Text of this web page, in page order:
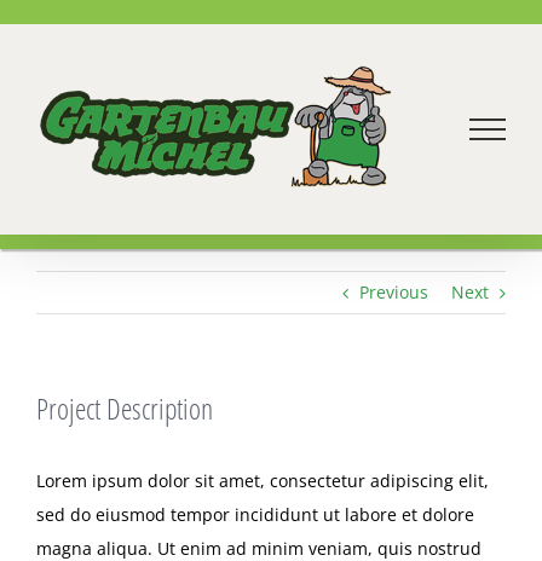
springen
Previous Next
Project Description
Lorem ipsum dolor sit amet, consectetur adipiscing elit,
sed do eiusmod tempor incididunt ut labore et dolore
magna aliqua. Ut enim ad minim veniam, quis nostrud